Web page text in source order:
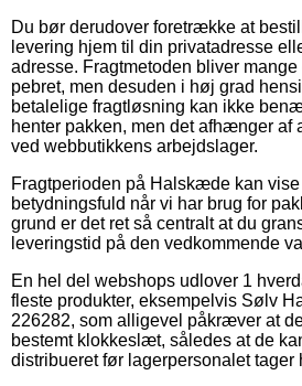
Du bør derudover foretrække at
levering hjem til din privatadresse
adresse. Fragtmetoden bliver
pebret, men desuden i høj grad
betalelige fragtløsning kan ikke
henter pakken, men det afhænger af
ved webbutikkens arbejdslager.
Fragtperioden på Halskæde kan
betydningsfuld når vi har brug for
grund er det ret så centralt at du
leveringstid på den vedkommende
En hel del webshops udlover 1
fleste produkter, eksempelvis Sølv
226282, som alligevel påkræver at
bestemt klokkeslæt, således at de
distribueret før lagerpersonalet tager